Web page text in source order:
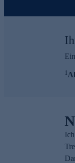
1